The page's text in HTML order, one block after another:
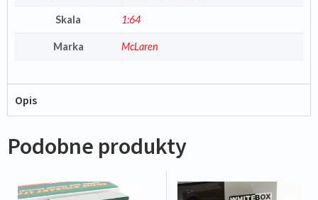
Skala 1:64
Marka McLaren
Opis
Podobne produkty